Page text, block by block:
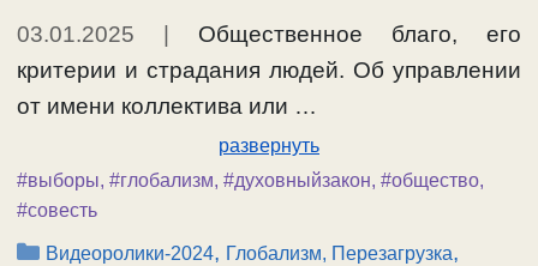
03.01.2025
Общественное благо, его
критерии и страдания людей. Об управлении
от имени коллектива или …
развернуть
#выборы, #глобализм, #духовныйзакон, #общество,
#совесть
Рубрики
Видеоролики-2024, Глобализм, Перезагрузка,